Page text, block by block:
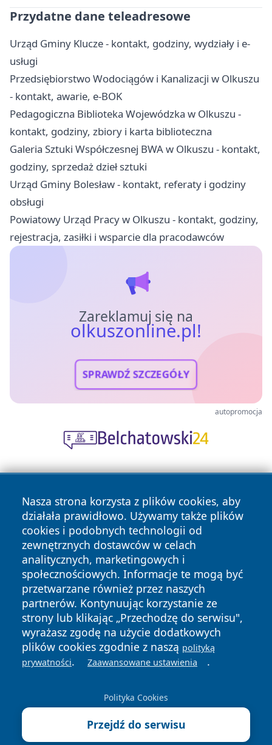
Przydatne dane teleadresowe
Urząd Gminy Klucze - kontakt, godziny, wydziały i e-
usługi
Przedsiębiorstwo Wodociągów i Kanalizacji w Olkuszu
- kontakt, awarie, e-BOK
Pedagogiczna Biblioteka Wojewódzka w Olkuszu -
kontakt, godziny, zbiory i karta biblioteczna
Galeria Sztuki Współczesnej BWA w Olkuszu - kontakt,
godziny, sprzedaż dzieł sztuki
Urząd Gminy Bolesław - kontakt, referaty i godziny
obsługi
Powiatowy Urząd Pracy w Olkuszu - kontakt, godziny,
rejestracja, zasiłki i wsparcie dla pracodawców
Zareklamuj się na
olkuszonline.pl!
SPRAWDŹ SZCZEGÓŁY
autopromocja
Nasza strona korzysta z plików cookies, aby
działała prawidłowo. Używamy także plików
cookies i podobnych technologii od
zewnętrznych dostawców w celach
analitycznych, marketingowych i
społecznościowych. Informacje te mogą być
przetwarzane również przez naszych
partnerów. Kontynuując korzystanie ze
strony lub klikając „Przechodzę do serwisu",
wyrażasz zgodę na użycie dodatkowych
plików cookies zgodnie z naszą polityką
prywatności. Zaawansowane ustawienia .
Polityka Cookies
Przejdź do serwisu
Copyright © 2026 olkuszonline.pl Wszystkie prawa
zastrzeżone.
News Autorzy
Polityka
Prywatności
Polityka
Cookies